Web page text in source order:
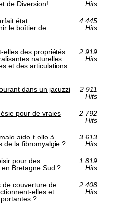
de Diversion!
Hits
état:
le boîtier de
4 445
Hits
elles des propriétés
naturelles
et des articulations
2 919
Hits
dans un jacuzzi
2 911
Hits
pour de vraies
2 792
Hits
aide-t-elle à
de la fibromyalgie ?
3 613
Hits
pour des
Bretagne Sud ?
1 819
Hits
de couverture de
elles et
?
2 408
Hits